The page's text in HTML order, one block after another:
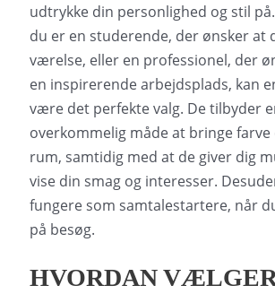
udtrykke din personlighed og stil
du er en studerende, der ønsker at
værelse, eller en professionel, der
en inspirerende arbejdsplads, kan
være det perfekte valg. De tilbyder
overkommelig måde at bringe
rum, samtidig med at de giver dig
vise din smag og interesser.
fungere som samtalestartere, når
på besøg.
HVORDAN